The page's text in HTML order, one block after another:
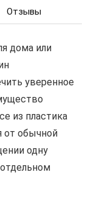
Отзывы
дома или
уверенное
из пластика
от обычной
одну